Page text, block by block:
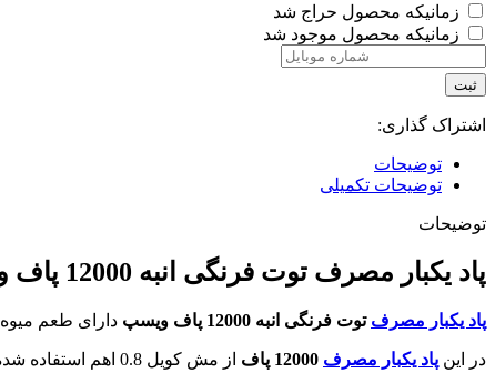
زمانیکه محصول حراج شد
زمانیکه محصول موجود شد
ثبت
اشتراک گذاری:
توضیحات
توضیحات تکمیلی
توضیحات
پاد یکبار مصرف توت فرنگی انبه 12000 پاف ویسپ|
پاد یکبار مصرف توت فرنگی انبه 12000 پاف ویسپ دارای طعم
در این پاد یکبار مصرف از مش کویل 0.8 اهم استفاده شده که با هر بار کامگیری از دستگاه، همان طعم و کلود کام اول را احساس می کنید.